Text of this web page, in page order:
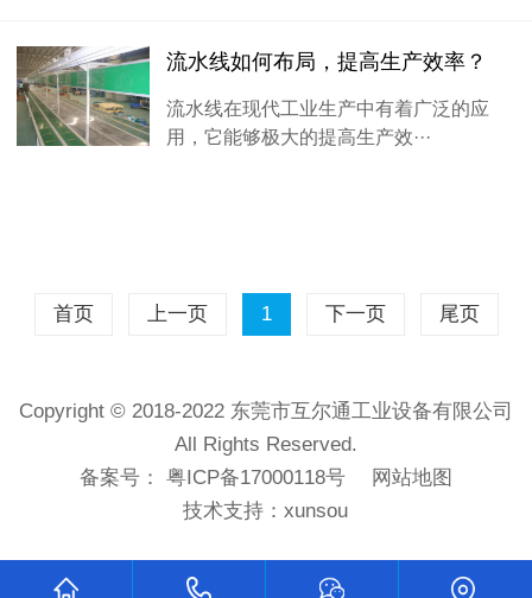
流水线如何布局，提高生产效率？
流水线在现代工业生产中有着广泛的应
用，它能够极大的提高生产效···
首页 上一页 1 下一页 尾页
Copyright © 2018-2022 东莞市互尔通工业设备有限公司
All Rights Reserved.
备案号： 粤ICP备17000118号
网站地图
技术支持：xunsou